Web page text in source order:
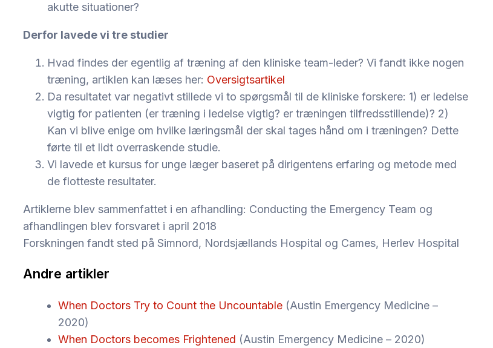
akutte situationer?
Derfor lavede vi tre studier
Hvad findes der egentlig af træning af den kliniske team-leder? Vi fandt ikke nogen
træning, artiklen kan læses her: Oversigtsartikel
Da resultatet var negativt stillede vi to spørgsmål til de kliniske forskere: 1) er ledelse
vigtig for patienten (er træning i ledelse vigtig? er træningen tilfredsstillende)? 2)
Kan vi blive enige om hvilke læringsmål der skal tages hånd om i træningen? Dette
førte til et lidt overraskende studie.
Vi lavede et kursus for unge læger baseret på dirigentens erfaring og metode med
de flotteste resultater.
Artiklerne blev sammenfattet i en afhandling: Conducting the Emergency Team og
afhandlingen blev forsvaret i april 2018
Forskningen fandt sted på Simnord, Nordsjællands Hospital og Cames, Herlev Hospital
Andre artikler
When Doctors Try to Count the Uncountable (Austin Emergency Medicine –
2020)
When Doctors becomes Frightened (Austin Emergency Medicine – 2020)